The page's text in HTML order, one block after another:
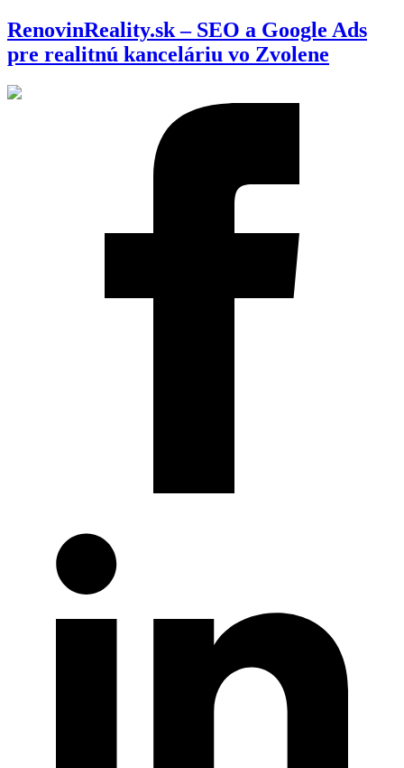
RenovinReality.sk – SEO a Google Ads
pre realitnú kanceláriu vo Zvolene